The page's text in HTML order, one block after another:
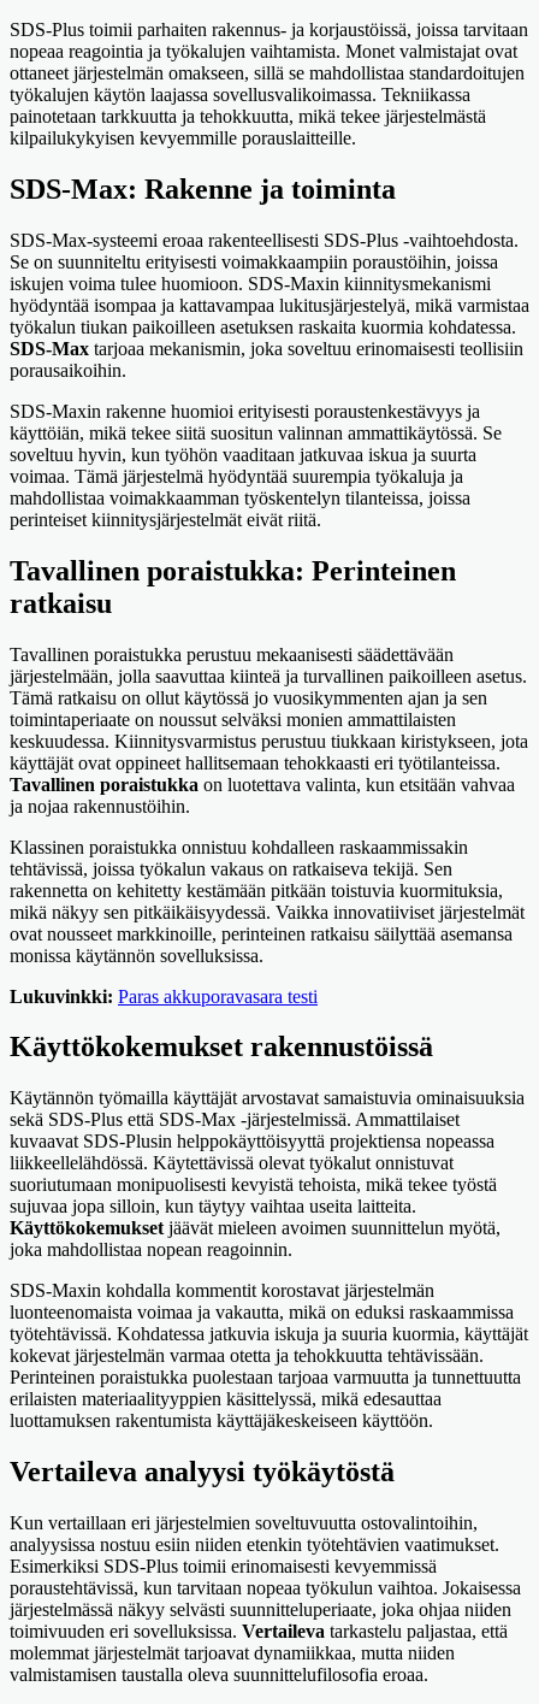
SDS-Plus toimii parhaiten rakennus- ja korjaustöissä, joissa tarvitaan
nopeaa reagointia ja työkalujen vaihtamista. Monet valmistajat ovat
ottaneet järjestelmän omakseen, sillä se mahdollistaa standardoitujen
työkalujen käytön laajassa sovellusvalikoimassa. Tekniikassa
painotetaan tarkkuutta ja tehokkuutta, mikä tekee järjestelmästä
kilpailukykyisen kevyemmille porauslaitteille.
SDS-Max: Rakenne ja toiminta
SDS-Max-systeemi eroaa rakenteellisesti SDS-Plus -vaihtoehdosta.
Se on suunniteltu erityisesti voimakkaampiin poraustöihin, joissa
iskujen voima tulee huomioon. SDS-Maxin kiinnitysmekanismi
hyödyntää isompaa ja kattavampaa lukitusjärjestelyä, mikä varmistaa
työkalun tiukan paikoilleen asetuksen raskaita kuormia kohdatessa.
SDS-Max tarjoaa mekanismin, joka soveltuu erinomaisesti teollisiin
porausaikoihin.
SDS-Maxin rakenne huomioi erityisesti poraustenkestävyys ja
käyttöiän, mikä tekee siitä suositun valinnan ammattikäytössä. Se
soveltuu hyvin, kun työhön vaaditaan jatkuvaa iskua ja suurta
voimaa. Tämä järjestelmä hyödyntää suurempia työkaluja ja
mahdollistaa voimakkaamman työskentelyn tilanteissa, joissa
perinteiset kiinnitysjärjestelmät eivät riitä.
Tavallinen poraistukka: Perinteinen
ratkaisu
Tavallinen poraistukka perustuu mekaanisesti säädettävään
järjestelmään, jolla saavuttaa kiinteä ja turvallinen paikoilleen asetus.
Tämä ratkaisu on ollut käytössä jo vuosikymmenten ajan ja sen
toimintaperiaate on noussut selväksi monien ammattilaisten
keskuudessa. Kiinnitysvarmistus perustuu tiukkaan kiristykseen, jota
käyttäjät ovat oppineet hallitsemaan tehokkaasti eri työtilanteissa.
Tavallinen poraistukka on luotettava valinta, kun etsitään vahvaa
ja nojaa rakennustöihin.
Klassinen poraistukka onnistuu kohdalleen raskaammissakin
tehtävissä, joissa työkalun vakaus on ratkaiseva tekijä. Sen
rakennetta on kehitetty kestämään pitkään toistuvia kuormituksia,
mikä näkyy sen pitkäikäisyydessä. Vaikka innovatiiviset järjestelmät
ovat nousseet markkinoille, perinteinen ratkaisu säilyttää asemansa
monissa käytännön sovelluksissa.
Lukuvinkki: Paras akkuporavasara testi
Käyttökokemukset rakennustöissä
Käytännön työmailla käyttäjät arvostavat samaistuvia ominaisuuksia
sekä SDS-Plus että SDS-Max -järjestelmissä. Ammattilaiset
kuvaavat SDS-Plusin helppokäyttöisyyttä projektiensa nopeassa
liikkeellelähdössä. Käytettävissä olevat työkalut onnistuvat
suoriutumaan monipuolisesti kevyistä tehoista, mikä tekee työstä
sujuvaa jopa silloin, kun täytyy vaihtaa useita laitteita.
Käyttökokemukset jäävät mieleen avoimen suunnittelun myötä,
joka mahdollistaa nopean reagoinnin.
SDS-Maxin kohdalla kommentit korostavat järjestelmän
luonteenomaista voimaa ja vakautta, mikä on eduksi raskaammissa
työtehtävissä. Kohdatessa jatkuvia iskuja ja suuria kuormia, käyttäjät
kokevat järjestelmän varmaa otetta ja tehokkuutta tehtävissään.
Perinteinen poraistukka puolestaan tarjoaa varmuutta ja tunnettuutta
erilaisten materiaalityyppien käsittelyssä, mikä edesauttaa
luottamuksen rakentumista käyttäjäkeskeiseen käyttöön.
Vertaileva analyysi työkäytöstä
Kun vertaillaan eri järjestelmien soveltuvuutta ostovalintoihin,
analyysissa nostuu esiin niiden etenkin työtehtävien vaatimukset.
Esimerkiksi SDS-Plus toimii erinomaisesti kevyemmissä
poraustehtävissä, kun tarvitaan nopeaa työkulun vaihtoa. Jokaisessa
järjestelmässä näkyy selvästi suunnitteluperiaate, joka ohjaa niiden
toimivuuden eri sovelluksissa. Vertaileva tarkastelu paljastaa, että
molemmat järjestelmät tarjoavat dynamiikkaa, mutta niiden
valmistamisen taustalla oleva suunnittelufilosofia eroaa.